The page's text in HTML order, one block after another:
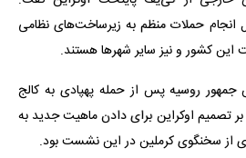
انجام حملات منظم به زیرساخت‌های نظامی
این کشور و نیز سایر شهرها هستند.
جمهور روسیه پس از حمله پهپادی به کالج
تصمیم اوکراین برای دادن ماهیت جدید به
از سخنگوی کرملین در این نشست بود.